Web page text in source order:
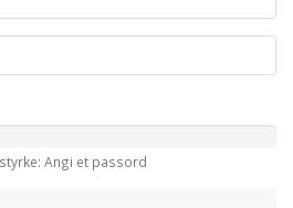
Angi et passord